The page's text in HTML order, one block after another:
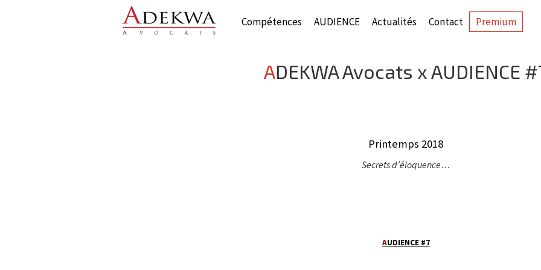
Compétences AUDIENCE Actualités Contact Premium
ADEKWA Avocats x AUDIENCE
Printemps 2018
Secrets d’éloquence…
AUDIENCE #7